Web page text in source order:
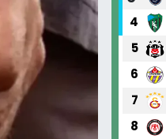
4
5
6
7
8